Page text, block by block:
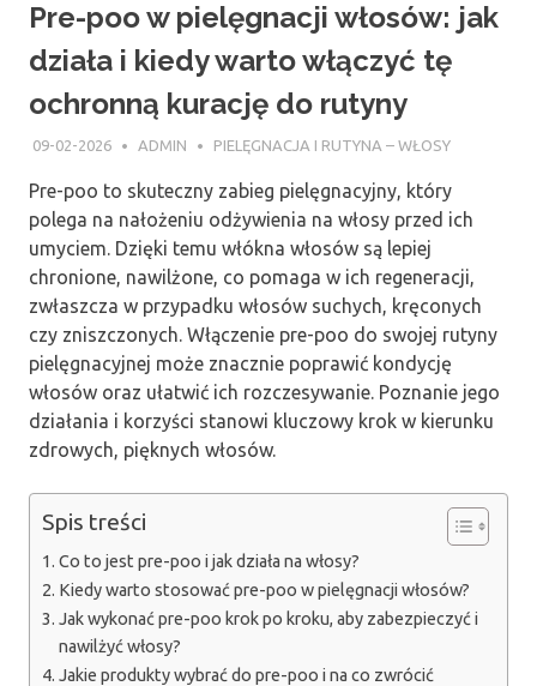
Pre-poo w pielęgnacji włosów: jak
działa i kiedy warto włączyć tę
ochronną kurację do rutyny
09-02-2026 ADMIN PIELĘGNACJA I RUTYNA – WŁOSY
Pre-poo to skuteczny zabieg pielęgnacyjny, który
polega na nałożeniu odżywienia na włosy przed ich
umyciem. Dzięki temu włókna włosów są lepiej
chronione, nawilżone, co pomaga w ich regeneracji,
zwłaszcza w przypadku włosów suchych, kręconych
czy zniszczonych. Włączenie pre-poo do swojej rutyny
pielęgnacyjnej może znacznie poprawić kondycję
włosów oraz ułatwić ich rozczesywanie. Poznanie jego
działania i korzyści stanowi kluczowy krok w kierunku
zdrowych, pięknych włosów.
Spis treści
Co to jest pre-poo i jak działa na włosy?
Kiedy warto stosować pre-poo w pielęgnacji włosów?
Jak wykonać pre-poo krok po kroku, aby zabezpieczyć i
nawilżyć włosy?
Jakie produkty wybrać do pre-poo i na co zwrócić